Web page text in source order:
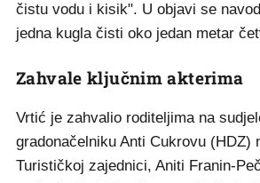
čistu vodu i kisik". U objavi se
jedna kugla čisti oko jedan metar
Zahvale ključnim akterima
Vrtić je zahvalio roditeljima na
gradonačelniku Anti Cukrovu (HDZ)
Turističkoj zajednici, Aniti Franin-